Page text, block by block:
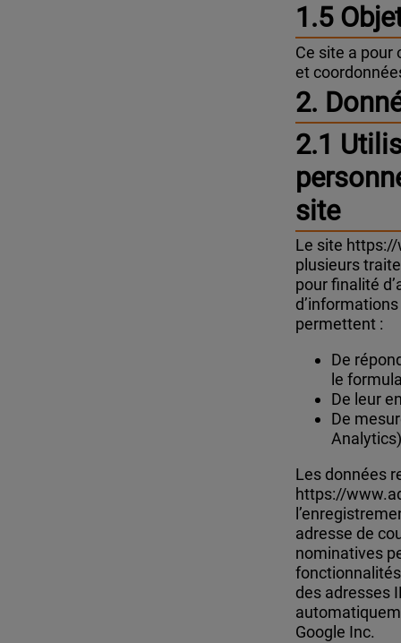
1.5
Ce site a pour
et
2.
2.1
site
Le site
plusieurs
pour finalité
permettent :
De
le
De leur
De
Les données
https://
adresse de
nominatives
des adresses
Google Inc.